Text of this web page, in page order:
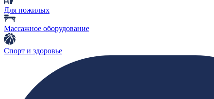
Для пожилых
Массажное оборудование
Спорт и здоровье